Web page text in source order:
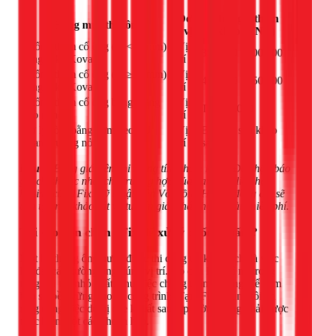
Hạng mục thi công
Đơn
vị
Đơn giá tham
khảo (VNĐ)
Chống thấm cổ ống (D < 90mm)
bằng Sika/Kova
Vị
trí
350.000 - 500.000
Chống thấm cổ ống (D ≥ 90mm)
bằng Sika/Kova
Vị
trí
450.000 - 650.000
Chống thấm cổ ống bằng màng
khò nóng
Vị
trí
Từ 500.000
Xử lý rò rỉ bằng bơm keo PU
Foam trương nở
Vị
trí
Báo giá sau khảo
sát
Lưu ý:
Bảng giá trên chỉ mang tính tham khảo. Để nhận báo
giá chính xác nhất cho trường hợp của bạn, hãy liên hệ
hotline của 1Fix. Kỹ thuật viên Võ Hồng Hải và đồng đội sẽ
đến tận nơi khảo sát và tư vấn giải pháp hoàn toàn miễn phí.
Tại sao nên chọn 1Fix để xử lý chống thấm?
Một hệ thống ống nước được thi công tốt không chỉ là việc
lắp đặt các đường ống đúng vị trí. Nó còn là sự tỉ mỉ trong
từng chi tiết nhỏ nhất, như việc chống thấm cổ ống, để đảm
bảo sự bền vững cho cả công trình. Tại 1Fix, chúng tôi tin
rằng công việc dù bị che khuất sau lớp tường cũng phải được
thực hiện một cách hoàn hảo.